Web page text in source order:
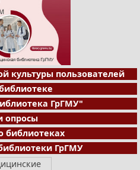
культуры пользователей
ГрГМУ"
опросы
библиотеках
ГрГМУ